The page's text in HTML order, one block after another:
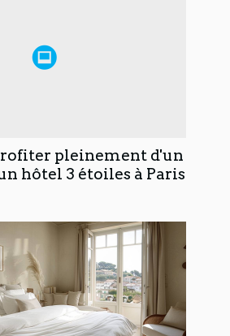
pleinement d'un
hôtel 3 étoiles à Paris